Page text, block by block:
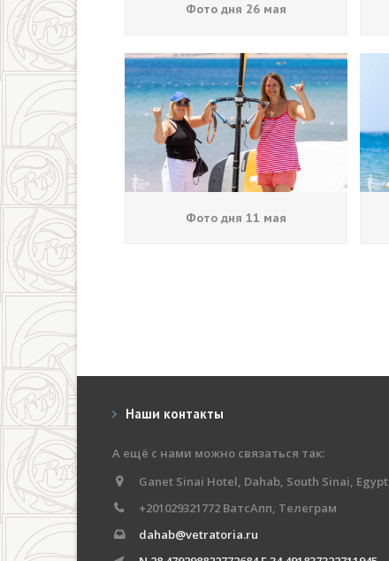
Фото дня 26 мая
Фото дня 11 мая
Наши контакты
А ещё с нами можно связаться так:
Ganet Sinai Hotel, Dahab, South Sinai, Egypt
+201029321772 ВатсАпп, Телеграм
dahab@vetratoria.ru